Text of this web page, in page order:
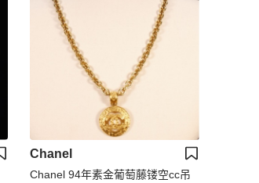
Chanel
Chanel 94年素金葡萄藤镂空cc吊